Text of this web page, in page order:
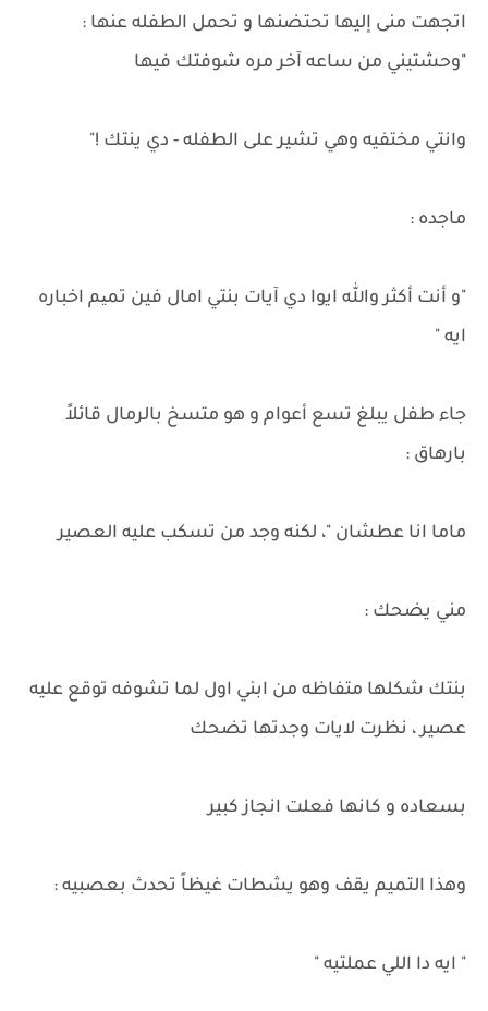
اتجهت منى إليها تحتضنها و تحمل الطفله عنها :
"وحشتيني من ساعه آخر مره شوفتك فيها
وانتي مختفيه وهي تشير على الطفله - دي ينتك !"
ماجده :
"و أنت أكثر والله ايوا دي آيات بنتي امال فين تمیم اخباره
ايه "
جاء طفل يبلغ تسع أعوام و هو متسخ بالرمال قائلاً
بارهاق :
ماما انا عطشان "، لكنه وجد من تسكب عليه العصير
مني يضحك :
بنتك شكلها متفاظه من ابني اول لما تشوفه توقع عليه
عصير ، نظرت لايات وجدتها تضحك
بسعاده و كانها فعلت انجاز كبير
وهذا التميم يقف وهو يشطات غيظاً تحدث بعصبيه :
" ايه دا اللي عملتيه "